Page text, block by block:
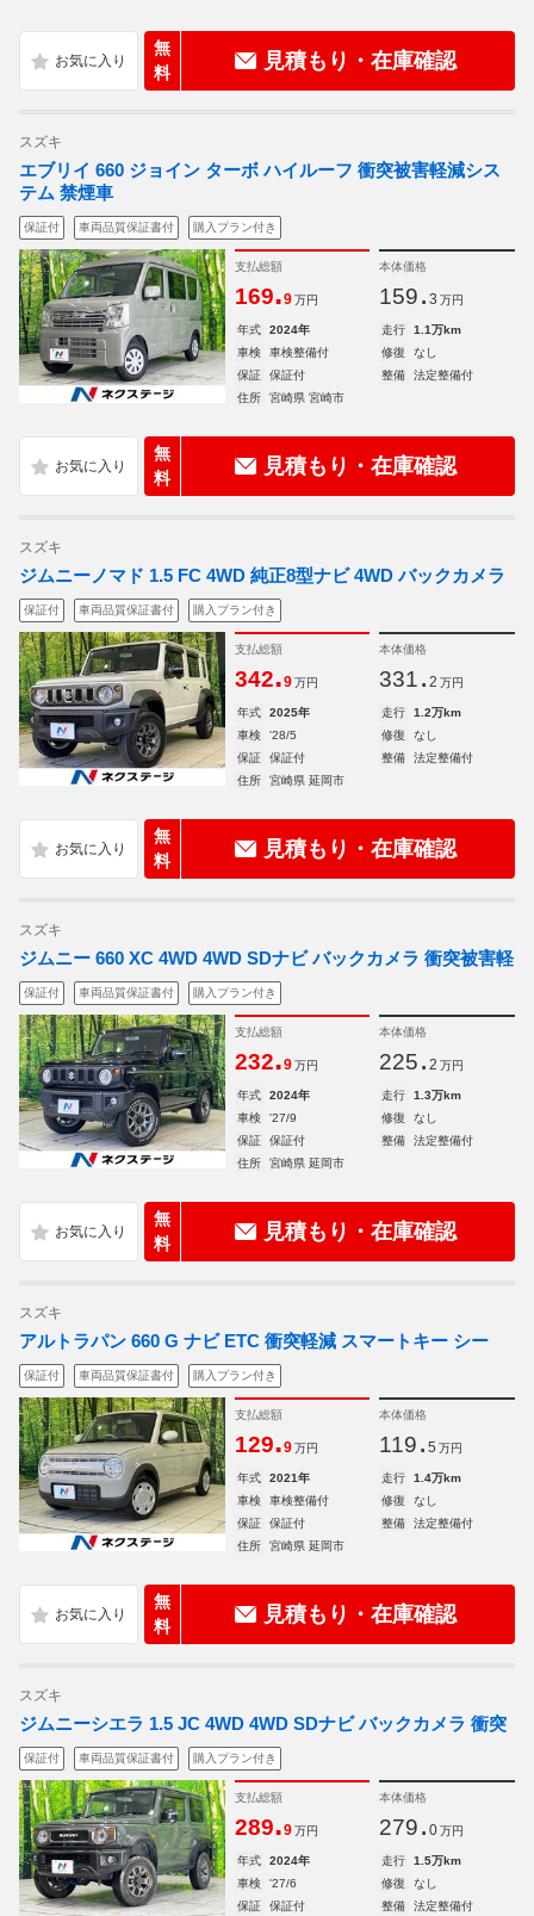
無
料
見積もり・在庫確認
スズキ
エブリイ 660 ジョイン ターボ ハイルーフ 衝突被害軽減シス
テム 禁煙車
保証付 車両品質保証書付 購入プラン付き
支払総額
169.9 万円
本体価格
159. 3 万円
年式 2024年 走行
1.1万km
車検
車検整備付 修復
なし
保証
保証付 整備
法定整備付
住所
宮崎県 宮崎市
無
料
見積もり・在庫確認
スズキ
ジムニーノマド 1.5 FC 4WD 純正8型ナビ 4WD バックカメラ
保証付 車両品質保証書付 購入プラン付き
支払総額
342.9 万円
本体価格
331. 2 万円
年式 2025年 走行
1.2万km
車検
'28/5 修復
なし
保証
保証付 整備
法定整備付
住所
宮崎県 延岡市
無
料
見積もり・在庫確認
スズキ
ジムニー 660 XC 4WD 4WD SDナビ バックカメラ 衝突被害軽
保証付 車両品質保証書付 購入プラン付き
支払総額
232.9 万円
本体価格
225. 2 万円
年式 2024年 走行
1.3万km
車検
'27/9 修復
なし
保証
保証付 整備
法定整備付
住所
宮崎県 延岡市
無
料
見積もり・在庫確認
スズキ
アルトラパン 660 G ナビ ETC 衝突軽減 スマートキー シー
保証付 車両品質保証書付 購入プラン付き
支払総額
129.9 万円
本体価格
119. 5 万円
年式 2021年 走行
1.4万km
車検
車検整備付 修復
なし
保証
保証付 整備
法定整備付
住所
宮崎県 延岡市
無
料
見積もり・在庫確認
スズキ
ジムニーシエラ 1.5 JC 4WD 4WD SDナビ バックカメラ 衝突
保証付 車両品質保証書付 購入プラン付き
支払総額
289.9 万円
本体価格
279. 0 万円
年式 2024年 走行
1.5万km
車検
'27/6 修復
なし
保証
保証付 整備
法定整備付